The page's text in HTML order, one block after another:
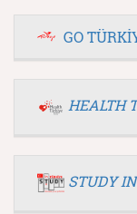
GO
HEALTH
STUDY